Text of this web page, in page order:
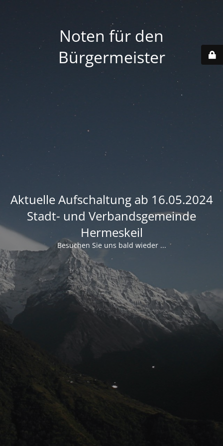
Noten für den
Bürgermeister
Aktuelle Aufschaltung ab 16.05.2024
Stadt- und Verbandsgemeinde
Hermeskeil
Besuchen Sie uns bald wieder ...